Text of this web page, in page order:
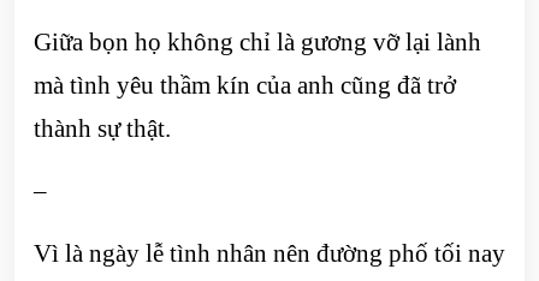
Giữa bọn họ không chỉ là gương vỡ lại lành
mà tình yêu thầm kín của anh cũng đã trở
thành sự thật.
–
Vì là ngày lễ tình nhân nên đường phố tối nay